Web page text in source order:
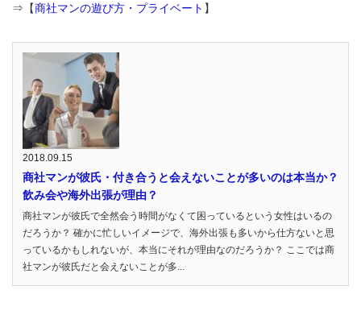
⇒【商社マンの遊び方・プライベート 】
2018.09.15
商社マンが彼氏・付き合うと会えないことが多いのは本当か？
飲み会や海外出張が理由？
商社マンが彼氏で全然会う時間がなくて困っているという女性はいるの
だろうか？ 確かに忙しいイメージで、海外出張も多いから仕方ないと思
っているかもしれないが、本当にそれが理由なのだろうか？ ここでは商
社マンが彼氏だと会えないことが多...